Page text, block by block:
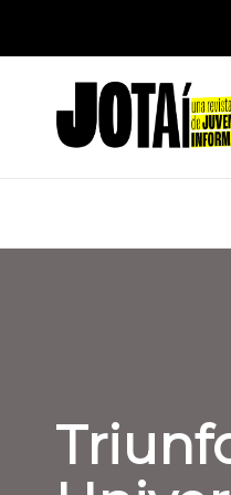
Saltar
contenido
J
o
a
revista
de